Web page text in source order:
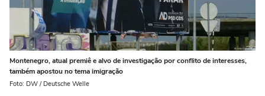
Montenegro, atual premiê e alvo de investigação por conflito de interesses,
também apostou no tema imigração
Foto: DW / Deutsche Welle